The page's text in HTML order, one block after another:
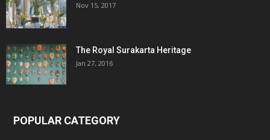
Nov 15, 2017
The Royal Surakarta Heritage
Jan 27, 2016
POPULAR CATEGORY